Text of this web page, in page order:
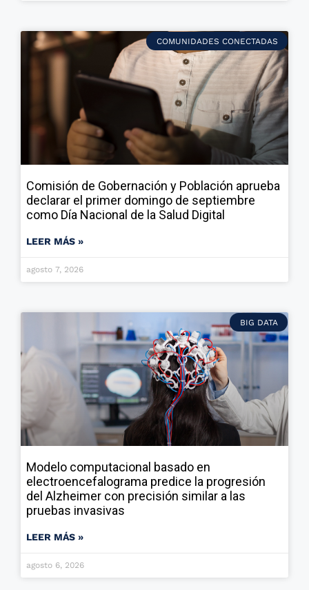
COMUNIDADES CONECTADAS
Comisión de Gobernación y Población aprueba
declarar el primer domingo de septiembre
como Día Nacional de la Salud Digital
LEER MÁS »
agosto 7, 2026
BIG DATA
Modelo computacional basado en
electroencefalograma predice la progresión
del Alzheimer con precisión similar a las
pruebas invasivas
LEER MÁS »
agosto 6, 2026